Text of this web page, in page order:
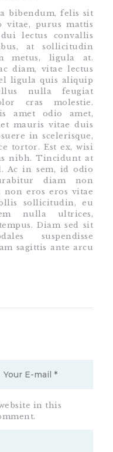
bibendum, felis sit
vitae, purus mattis
lectus convallis
at sollicitudin
metus, ligula at.
diam, vitae lectus
ligula quis aliquip
nulla feugiat
cras molestie.
amet odio amet,
mauris vitae duis
in scelerisque,
tortor. Est ex, wisi
nibh. Tincidunt at
Ac in sem, id odio
diam non
eros eros vitae
sollicitudin, eu
nulla ultrices,
Diam sed sit
suspendisse
sagittis ante arcu
in this